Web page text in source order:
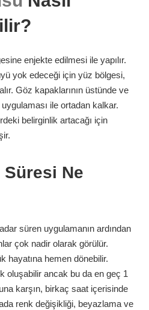
enjekte edilmesi ile yapılır.
yok edeceği için yüz bölgesi,
Göz kapaklarının üstünde ve
ile ortadan kalkar.
belirginlik artacağı için
Süresi Ne
süren uygulamanın ardından
çok nadir olarak görülür.
hayatına hemen dönebilir.
oluşabilir ancak bu da en geç 1
karşın, birkaç saat içerisinde
renk değişikliği, beyazlama ve